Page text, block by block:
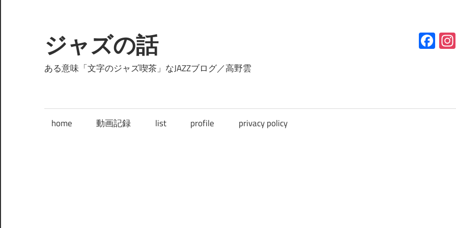
テ
ン
ツ
キ
ッ
ジャズの話
ある意味「文字のジャズ喫茶」なJAZZブログ／高野雲
home 動画記録 list profile privacy policy